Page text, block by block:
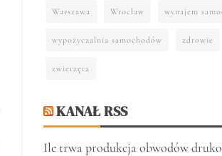
Warszawa Wrocław wynajem
wypożyczalnia samochodów zdrowie
zwierzęta
KANAŁ RSS
Ile trwa produkcja obwodów